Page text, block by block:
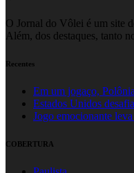
O Jornal do Vôlei é um site
Além, dos destaques, tanto
Recentes
Em um jogaço,
Estados Unidos
Jogo emocionante
COBERTURA